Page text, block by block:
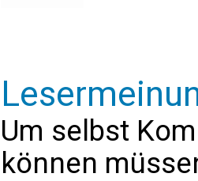
Um selbst
können